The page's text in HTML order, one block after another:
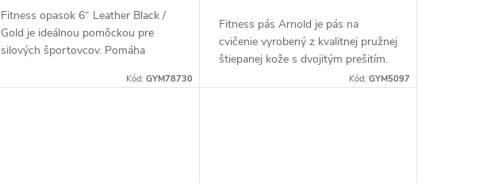
Fitness opasok 6“ Leather Black /
Gold je ideálnou pomôckou pre
silových športovcov. Pomáha
ťažkých váh na tréningu, a tak
Kód: GYM78730
Fitness pás Arnold je pás na
cvičenie vyrobený z kvalitnej pružnej
štiepanej kože s dvojitým prešitím.
To zaisťuje, že má dlhú životnosť,
Kód: GYM5097